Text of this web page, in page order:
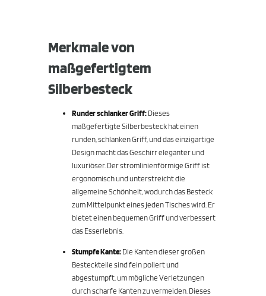
Merkmale von
maßgefertigtem
Silberbesteck
Runder schlanker Griff: Dieses
maßgefertigte Silberbesteck hat einen
runden, schlanken Griff, und das einzigartige
Design macht das Geschirr eleganter und
luxuriöser. Der stromlinienförmige Griff ist
ergonomisch und unterstreicht die
allgemeine Schönheit, wodurch das Besteck
zum Mittelpunkt eines jeden Tisches wird. Er
bietet einen bequemen Griff und verbessert
das Esserlebnis.
Stumpfe Kante: Die Kanten dieser großen
Besteckteile sind fein poliert und
abgestumpft, um mögliche Verletzungen
durch scharfe Kanten zu vermeiden. Dieses